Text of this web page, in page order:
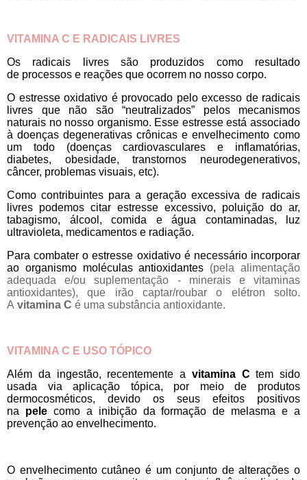
VITAMINA C E RADICAIS LIVRES
Os radicais livres são produzidos
como resultado
de processos e reações que ocorrem no nosso corpo.
O estresse oxidativo é provocado pelo excesso de radicais
livres que não são “neutralizados” pelos mecanismos
naturais no nosso organismo. Esse estresse está associado
à doenças degenerativas crônicas e envelhecimento como
um todo (doenças cardiovasculares e inflamatórias,
diabetes, obesidade, transtornos neurodegenerativos,
câncer, problemas visuais, etc).
Como contribuintes para a geração excessiva de radicais
livres podemos citar estresse excessivo, poluição do ar,
tabagismo, álcool, comida e água contaminadas, luz
ultravioleta, medicamentos e radiação.
Para combater o estresse oxidativo é necessário incorporar
ao organismo moléculas antioxidantes (pela alimentação
adequada e/ou suplementação - minerais e vitaminas
antioxidantes), que irão captar/roubar o elétron solto.
A vitamina C é uma substância antioxidante.
VITAMINA C E USO TÓPICO
Além da ingestão, recentemente a vitamina C tem sido
usada via aplicação tópica, por meio de produtos
dermocosméticos, devido os seus efeitos positivos
na pele como a inibição da formação de melasma e a
prevenção ao envelhecimento.
O envelhecimento cutâneo é um conjunto de alterações o